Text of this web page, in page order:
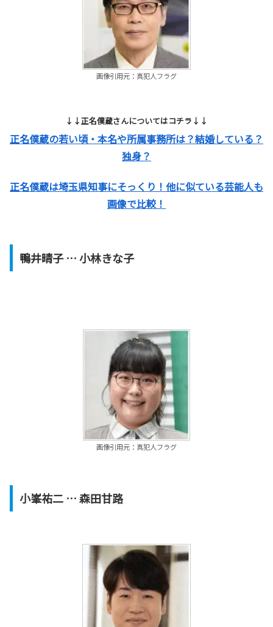
画像引用元：真犯人フラグ
↓↓正名僕蔵さんについてはコチラ↓↓
正名僕蔵の若い頃・本名や所属事務所は？結婚している？
独身？
正名僕蔵は埼玉県知事にそっくり！他に似ている芸能人も
画像で比較！
鴨井晴子… 小林きな子
画像引用元：真犯人フラグ
小峯祐二… 森田甘路